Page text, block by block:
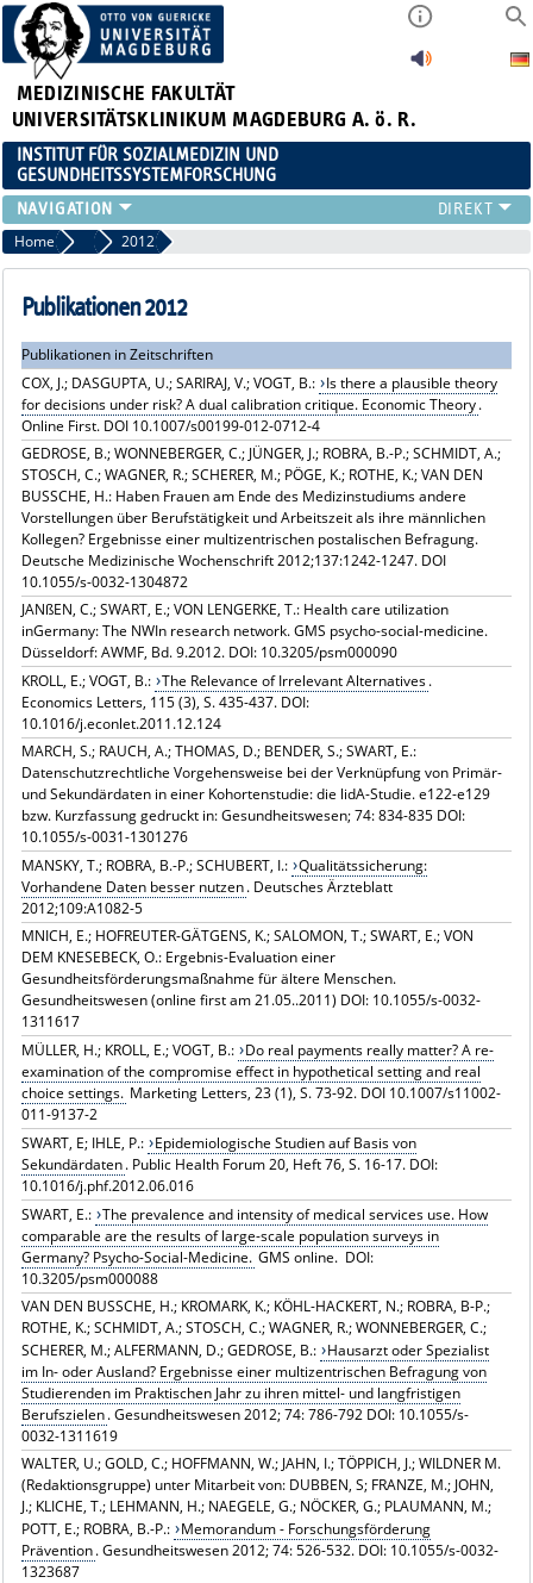
MEDIZINISCHE FAKULTÄT
UNIVERSITÄTSKLINIKUM MAGDEBURG A. ö. R.
INSTITUT FÜR SOZIALMEDIZIN UND
GESUNDHEITSSYSTEMFORSCHUNG
LEHRE
UNSER INSTITUT
TEAM
PUBLIKATIONEN
STELLENANGEBOTE
QUALIFIKATIONSARBEITEN
Home Publikationsarchiv
2012
Publikationen 2012
Publikationen in Zeitschriften
COX, J.; DASGUPTA, U.; SARIRAJ, V.; VOGT, B.: Is there a plausible theory
for decisions under risk? A dual calibration critique. Economic Theory.
Online First. DOI 10.1007/s00199-012-0712-4
GEDROSE, B.; WONNEBERGER, C.; JÜNGER, J.; ROBRA, B.-P.; SCHMIDT, A.;
STOSCH, C.; WAGNER, R.; SCHERER, M.; PÖGE, K.; ROTHE, K.; VAN DEN
BUSSCHE, H.: Haben Frauen am Ende des Medizinstudiums andere
Vorstellungen über Berufstätigkeit und Arbeitszeit als ihre männlichen
Kollegen? Ergebnisse einer multizentrischen postalischen Befragung.
Deutsche Medizinische Wochenschrift 2012;137:1242-1247. DOI
10.1055/s-0032-1304872
JANßEN, C.; SWART, E.; VON LENGERKE, T.: Health care utilization
inGermany: The NWIn research network. GMS psycho-social-medicine.
Düsseldorf: AWMF, Bd. 9.2012. DOI: 10.3205/psm000090
KROLL, E.; VOGT, B.: The Relevance of Irrelevant Alternatives.
Economics Letters, 115 (3), S. 435-437. DOI:
10.1016/j.econlet.2011.12.124
MARCH, S.; RAUCH, A.; THOMAS, D.; BENDER, S.; SWART, E.:
Datenschutzrechtliche Vorgehensweise bei der Verknüpfung von Primär-
und Sekundärdaten in einer Kohortenstudie: die lidA-Studie. e122-e129
bzw. Kurzfassung gedruckt in: Gesundheitswesen; 74: 834-835 DOI:
10.1055/s-0031-1301276
MANSKY, T.; ROBRA, B.-P.; SCHUBERT, I.: Qualitätssicherung:
Vorhandene Daten besser nutzen. Deutsches Ärzteblatt
2012;109:A1082-5
MNICH, E.; HOFREUTER-GÄTGENS, K.; SALOMON, T.; SWART, E.; VON
DEM KNESEBECK, O.: Ergebnis-Evaluation einer
Gesundheitsförderungsmaßnahme für ältere Menschen.
Gesundheitswesen (online first am 21.05..2011) DOI: 10.1055/s-0032-
1311617
MÜLLER, H.; KROLL, E.; VOGT, B.: Do real payments really matter? A re-
examination of the compromise effect in hypothetical setting and real
choice settings. Marketing Letters, 23 (1), S. 73-92. DOI 10.1007/s11002-
011-9137-2
SWART, E; IHLE, P.: Epidemiologische Studien auf Basis von
Sekundärdaten. Public Health Forum 20, Heft 76, S. 16-17. DOI:
10.1016/j.phf.2012.06.016
SWART, E.: The prevalence and intensity of medical services use. How
comparable are the results of large-scale population surveys in
Germany? Psycho-Social-Medicine. GMS online. DOI:
10.3205/psm000088
VAN DEN BUSSCHE, H.; KROMARK, K.; KÖHL-HACKERT, N.; ROBRA, B-P.;
ROTHE, K.; SCHMIDT, A.; STOSCH, C.; WAGNER, R.; WONNEBERGER, C.;
SCHERER, M.; ALFERMANN, D.; GEDROSE, B.: Hausarzt oder Spezialist
im In- oder Ausland? Ergebnisse einer multizentrischen Befragung von
Studierenden im Praktischen Jahr zu ihren mittel- und langfristigen
Berufszielen. Gesundheitswesen 2012; 74: 786-792 DOI: 10.1055/s-
0032-1311619
WALTER, U.; GOLD, C.; HOFFMANN, W.; JAHN, I.; TÖPPICH, J.; WILDNER M.
(Redaktionsgruppe) unter Mitarbeit von: DUBBEN, S; FRANZE, M.; JOHN,
J.; KLICHE, T.; LEHMANN, H.; NAEGELE, G.; NÖCKER, G.; PLAUMANN, M.;
POTT, E.; ROBRA, B.-P.: Memorandum - Forschungsförderung
Prävention. Gesundheitswesen 2012; 74: 526-532. DOI: 10.1055/s-0032-
1323687